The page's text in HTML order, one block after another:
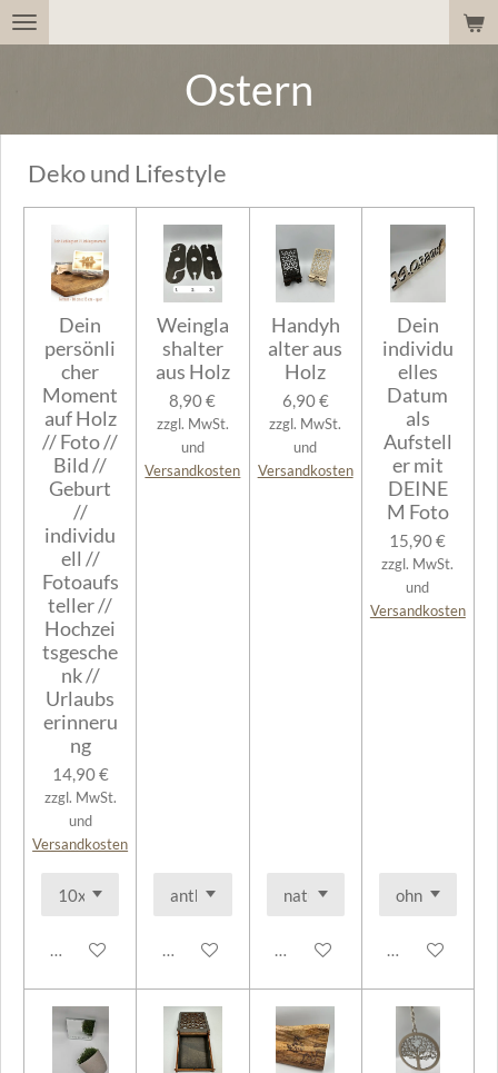
Zum
Ostern
Deko und Lifestyle
Dein
persönli
cher
Moment
auf Holz
// Foto //
Bild //
Geburt
//
individu
ell //
Fotoaufs
teller //
Hochzei
tsgesche
nk //
Urlaubs
erinneru
ng
14,90 €
zzgl. MwSt.
und
Versandkosten
In den Warenkorb
Weingla
shalter
aus Holz
8,90 €
zzgl. MwSt.
und
Versandkosten
In den Warenkorb
Handyh
alter aus
Holz
6,90 €
zzgl. MwSt.
und
Versandkosten
In den Warenkorb
Dein
individu
elles
Datum
als
Aufstell
er mit
DEINE
M Foto
15,90 €
zzgl. MwSt.
und
Versandkosten
In den